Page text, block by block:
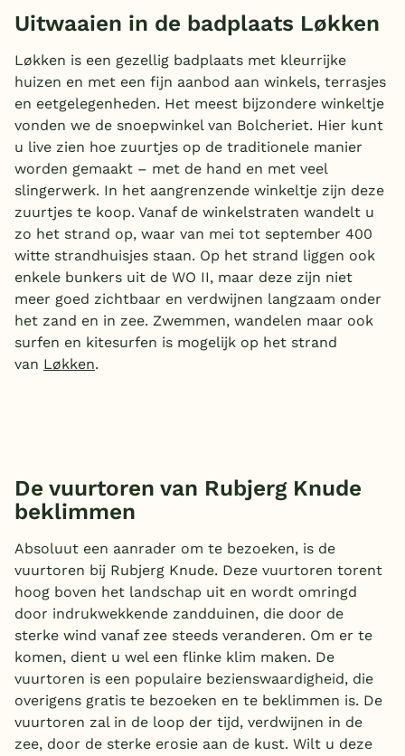
Uitwaaien in de badplaats Løkken
Løkken is een gezellig badplaats met kleurrijke
huizen en met een fijn aanbod aan winkels, terrasjes
en eetgelegenheden. Het meest bijzondere winkeltje
vonden we de snoepwinkel van Bolcheriet. Hier kunt
u live zien hoe zuurtjes op de traditionele manier
worden gemaakt – met de hand en met veel
slingerwerk. In het aangrenzende winkeltje zijn deze
zuurtjes te koop. Vanaf de winkelstraten wandelt u
zo het strand op, waar van mei tot september 400
witte strandhuisjes staan. Op het strand liggen ook
enkele bunkers uit de WO II, maar deze zijn niet
meer goed zichtbaar en verdwijnen langzaam onder
het zand en in zee. Zwemmen, wandelen maar ook
surfen en kitesurfen is mogelijk op het strand
van Løkken.
De vuurtoren van Rubjerg Knude
beklimmen
Absoluut een aanrader om te bezoeken, is de
vuurtoren bij Rubjerg Knude. Deze vuurtoren torent
hoog boven het landschap uit en wordt omringd
door indrukwekkende zandduinen, die door de
sterke wind vanaf zee steeds veranderen. Om er te
komen, dient u wel een flinke klim maken. De
vuurtoren is een populaire bezienswaardigheid, die
overigens gratis te bezoeken en te beklimmen is. De
vuurtoren zal in de loop der tijd, verdwijnen in de
zee, door de sterke erosie aan de kust. Wilt u deze